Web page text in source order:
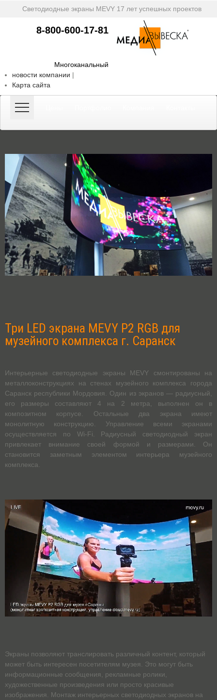
Светодиодные экраны MEVY 17 лет успешных проектов
8-800-600-17-81
Многоканальный
новости компании |
Карта сайта
Три LED экрана MEVY P2 RGB для
музейного комплекса г. Саранск
Интерьерные светодиодные экраны MEVY смонтированы на
металлоконструкциях на стенах музейного комплекса города
Саранск республики Мордовия. Один из экранов — радиусный,
его размеры составляют 4 на 2 метра, выполнен он в
композитном корпусе. Остальные два экрана имеют
монолитную конструкцию. Управление всеми экранами
осуществляется по Wi-Fi. Радиусный светодиодный экран
привлекает внимание своей формой и размерами. Он
становится заметным элементом интерьера музейного
комплекса.
Экраны позволяют транслировать различный контент, который
может быть интересен посетителям музея. Это могут быть
информационные сообщения, рекламные ролики,
художественные произведения или просто красивые
изображения. Монтаж интерьерных светодиодных экранов на